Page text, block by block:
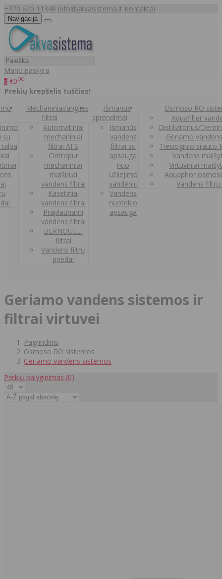
+370 620 11348 info@akvasistema.lt Kontaktai
Navigacija
Mano paskyra
0 €000
Prekių krepšelis tuščias!
su
Mechaniniai/anglies
filtrai
Automatiniai
mechaniniai
filtrai AFS
Cintropur
mechaniniai
maišiniai
vandens filtrai
Kasetiniai
vandens filtrai
Praplaunami
vandens filtrai
BERNOULLI
filtrai
Vandens filtrų
priedai
Išmanūs
sprendimai
Išmanūs
vandens
filtrai su
apsauga
nuo
užliejimo
vandeniu
Vandens
nuotekio
apsauga
Osmoso RO
Aquafilter
Distiliatorius/
Geriamo
Tiesioginio srauto
Vandens
Virtuviniai
Aquaphor
Vandens filtru
Geriamo vandens sistemos ir
filtrai virtuvei
Pagrindinis
Osmoso RO sistemos
Geriamo vandens sistemos
Prekių palyginimas (0)